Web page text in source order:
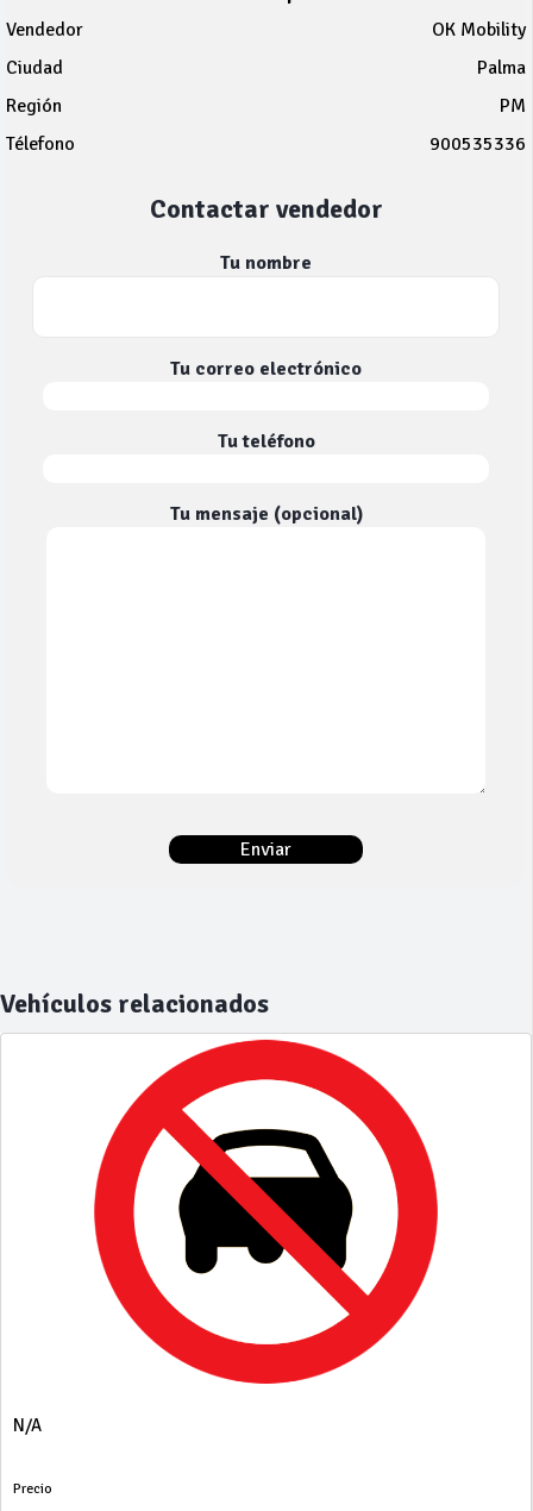
Vendedor
OK Mobility
Ciudad
Palma
Región
PM
Télefono
900535336
Contactar vendedor
Tu nombre
Tu correo electrónico
Tu teléfono
Tu mensaje (opcional)
Vehículos relacionados
N/A
Precio